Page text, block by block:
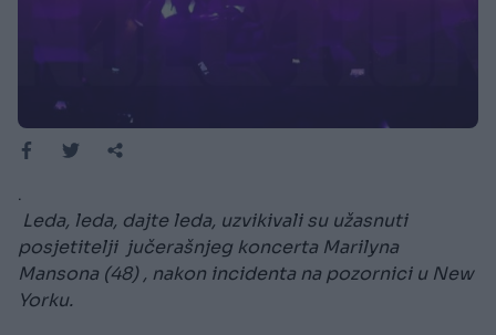
.
Leda, leda, dajte leda, uzvikivali su užasnuti
posjetitelji jučerašnjeg koncerta Marilyna
Mansona (48) , nakon incidenta na pozornici u New
Yorku.